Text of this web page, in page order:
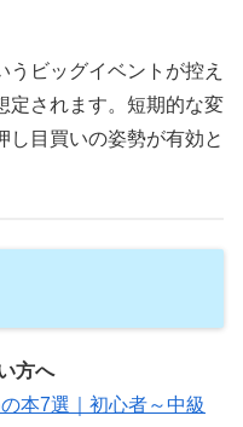
うビッグイベントが控え
定されます。短期的な変
し目買いの姿勢が有効と
方へ
本7選｜初心者～中級